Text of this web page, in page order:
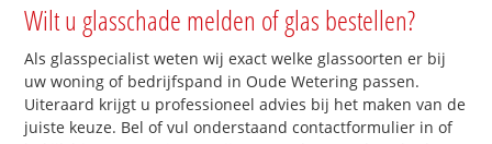
Wilt u glasschade melden of glas bestellen?
Als glasspecialist weten wij exact welke glassoorten er bij
uw woning of bedrijfspand in Oude Wetering passen.
Uiteraard krijgt u professioneel advies bij het maken van de
juiste keuze. Bel of vul onderstaand contactformulier in of